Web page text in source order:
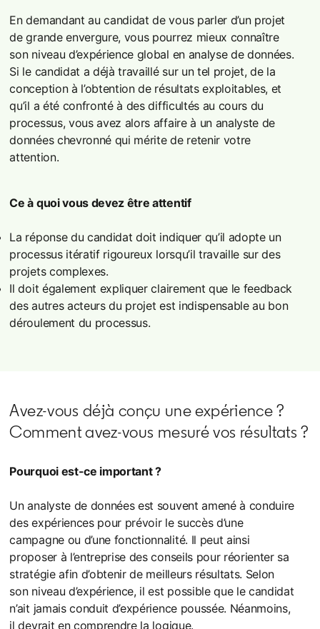
En demandant au candidat de vous parler d’un projet
de grande envergure, vous pourrez mieux connaître
son niveau d’expérience global en analyse de données.
Si le candidat a déjà travaillé sur un tel projet, de la
conception à l’obtention de résultats exploitables, et
qu’il a été confronté à des difficultés au cours du
processus, vous avez alors affaire à un analyste de
données chevronné qui mérite de retenir votre
attention.
Ce à quoi vous devez être attentif
La réponse du candidat doit indiquer qu’il adopte un
processus itératif rigoureux lorsqu’il travaille sur des
projets complexes.
Il doit également expliquer clairement que le feedback
des autres acteurs du projet est indispensable au bon
déroulement du processus.
Avez-vous déjà conçu une expérience ?
Comment avez-vous mesuré vos résultats ?
Pourquoi est-ce important ?
Un analyste de données est souvent amené à conduire
des expériences pour prévoir le succès d’une
campagne ou d’une fonctionnalité. Il peut ainsi
proposer à l’entreprise des conseils pour réorienter sa
stratégie afin d’obtenir de meilleurs résultats. Selon
son niveau d’expérience, il est possible que le candidat
n’ait jamais conduit d’expérience poussée. Néanmoins,
il devrait en comprendre la logique.